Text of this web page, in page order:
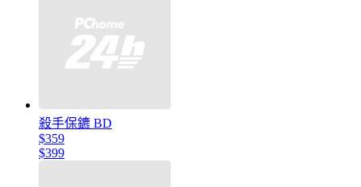
殺手保鑣 BD
$359
$399